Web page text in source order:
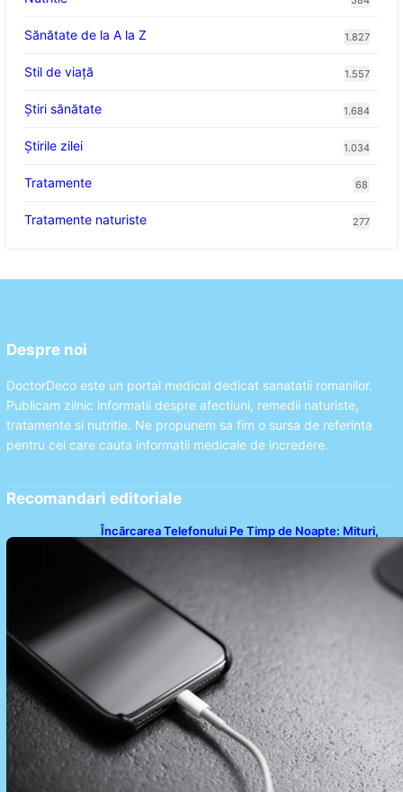
Sănătate de la A la Z 1.827
Stil de viaţă 1.557
Ştiri sănătate 1.684
Știrile zilei 1.034
Tratamente 68
Tratamente naturiste 277
Despre noi
DoctorDeco este un portal medical dedicat sanatatii romanilor.
Publicam zilnic informatii despre afectiuni, remedii naturiste,
tratamente si nutritie. Ne propunem sa fim o sursa de referinta
pentru cei care cauta informatii medicale de incredere.
Recomandari editoriale
Încărcarea Telefonului Pe Timp de Noapte: Mituri,